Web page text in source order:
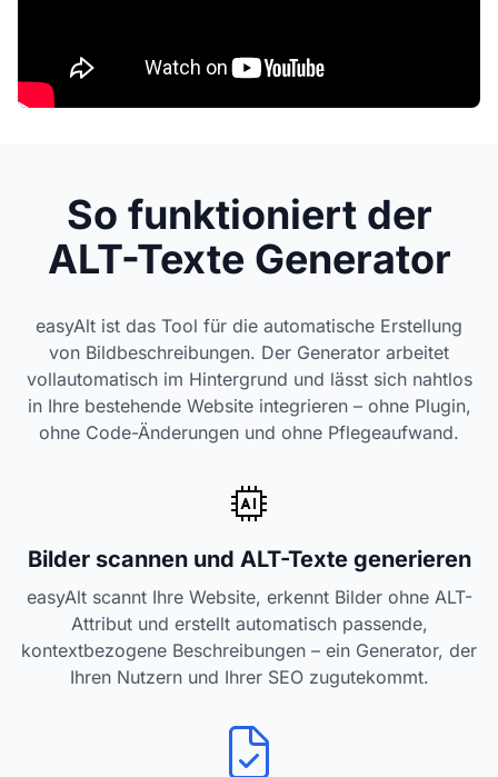
So funktioniert der
ALT-Texte Generator
easyAlt ist das Tool für die automatische Erstellung
von Bildbeschreibungen. Der Generator arbeitet
vollautomatisch im Hintergrund und lässt sich nahtlos
in Ihre bestehende Website integrieren – ohne Plugin,
ohne Code-Änderungen und ohne Pflegeaufwand.
Bilder scannen und ALT-Texte generieren
easyAlt scannt Ihre Website, erkennt Bilder ohne ALT-
Attribut und erstellt automatisch passende,
kontextbezogene Beschreibungen – ein Generator, der
Ihren Nutzern und Ihrer SEO zugutekommt.